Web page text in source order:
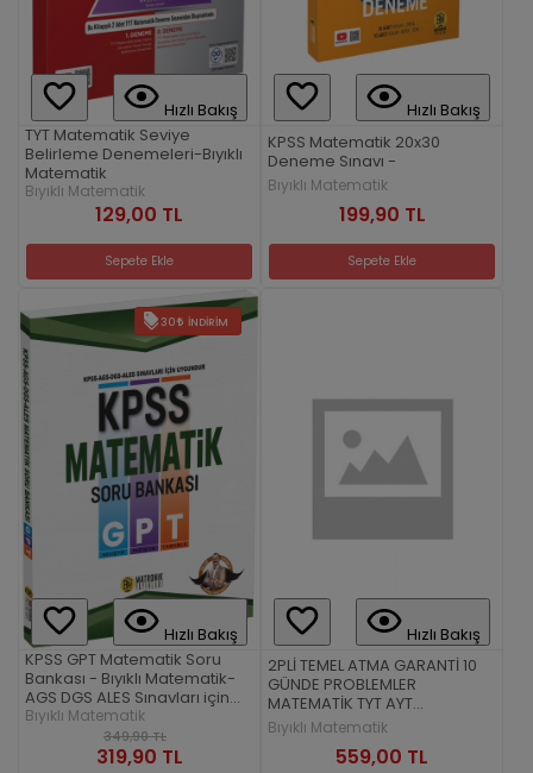
Hızlı Bakış
TYT Matematik Seviye
Belirleme Denemeleri-Bıyıklı
Matematik
Bıyıklı Matematik
129,00 TL
Sepete Ekle
Hızlı Bakış
KPSS Matematik 20x30
Deneme Sınavı -
Bıyıklı Matematik
199,90 TL
Sepete Ekle
30 İNDIRIM
Hızlı Bakış
KPSS GPT Matematik Soru
Bankası - Bıyıklı Matematik-
AGS DGS ALES Sınavları için
uygun
Bıyıklı Matematik
349,90 TL
319,90 TL
Hızlı Bakış
2PLİ TEMEL ATMA GARANTİ 10
GÜNDE PROBLEMLER
MATEMATİK TYT AYT
PLANLAYICI POSTER HEDİYE
Bıyıklı Matematik
559,00 TL